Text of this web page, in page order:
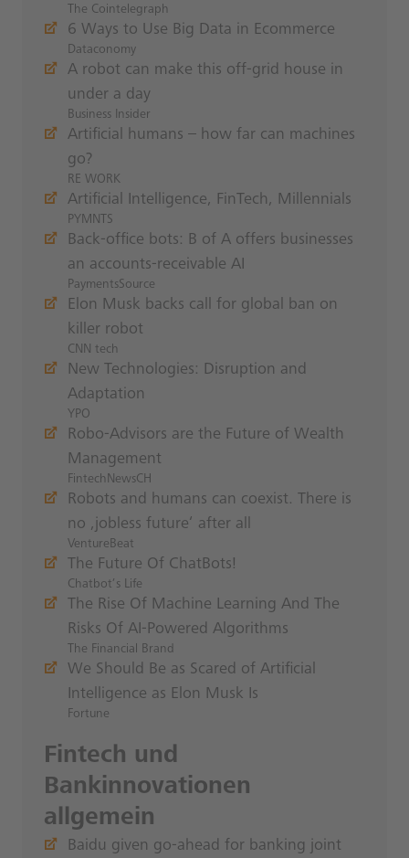
The Cointelegraph
6 Ways to Use Big Data in Ecommerce
Dataconomy
A robot can make this off-grid house in
under a day
Business Insider
Artificial humans – how far can machines
go?
RE WORK
Artificial Intelligence, FinTech, Millennials
PYMNTS
Back-office bots: B of A offers businesses
an accounts-receivable AI
PaymentsSource
Elon Musk backs call for global ban on
killer robot
CNN tech
New Technologies: Disruption and
Adaptation
YPO
Robo-Advisors are the Future of Wealth
Management
FintechNewsCH
Robots and humans can coexist. There is
no ‚jobless future‘ after all
VentureBeat
The Future Of ChatBots!
Chatbot’s Life
The Rise Of Machine Learning And The
Risks Of AI-Powered Algorithms
The Financial Brand
We Should Be as Scared of Artificial
Intelligence as Elon Musk Is
Fortune
Fintech und
Bankinnovationen
allgemein
Baidu given go-ahead for banking joint